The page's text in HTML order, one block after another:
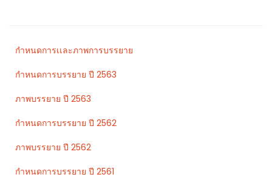
กำหนดการเเละภาพการบรรยาย
กำหนดการบรรยาย ปี 2563
ภาพบรรยาย ปี 2563
กำหนดการบรรยาย ปี 2562
ภาพบรรยาย ปี 2562
กำหนดการบรรยาย ปี 2561